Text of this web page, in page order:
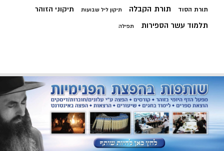
תורת הסוד תורת הקבלה תיקון ליל שבועות תיקוני הזוהר
תלמוד עשר הספירות תפילה